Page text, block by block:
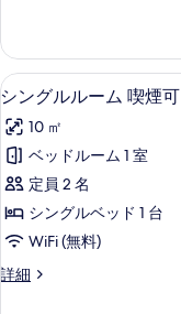
る
て
の
写
真
を
表
示
る
ム,
禁
煙
(Non-
smoking
room
Semi-
double
の
ル
ル
ー
禁
煙
(Non-
smoking
room
Semi-
double
)
シ
ン
グ
ル
ル
ー
喫
14
シングルルーム 喫煙可
10 ㎡
ベッドルーム 1 室
定員 2 名
シングルベッド 1 台
WiFi (無料)
詳細
シ